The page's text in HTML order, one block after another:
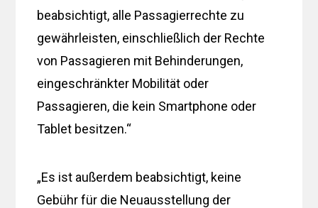
beabsichtigt, alle Passagierrechte zu
gewährleisten, einschließlich der Rechte
von Passagieren mit Behinderungen,
eingeschränkter Mobilität oder
Passagieren, die kein Smartphone oder
Tablet besitzen.“
„Es ist außerdem beabsichtigt, keine
Gebühr für die Neuausstellung der